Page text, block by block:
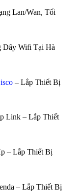
Lan/Wan, Tối
Dây Wifi Tại Hà
– Lắp Thiết Bị
Link – Lắp Thiết
– Lắp Thiết Bị
– Lắp Thiết Bị